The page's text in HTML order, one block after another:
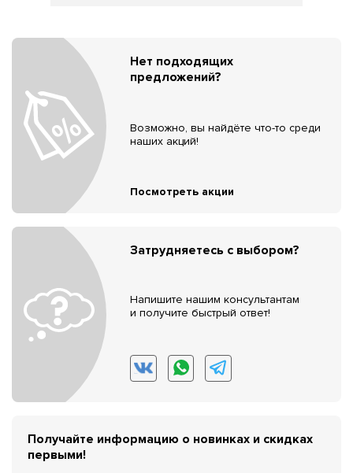
Нет подходящих
предложений?
Возможно, вы найдёте что-то среди
наших акций!
Посмотреть акции
Затрудняетесь с выбором?
Напишите нашим консультантам
и получите быстрый ответ!
Получайте информацию о новинках и скидках
первыми!